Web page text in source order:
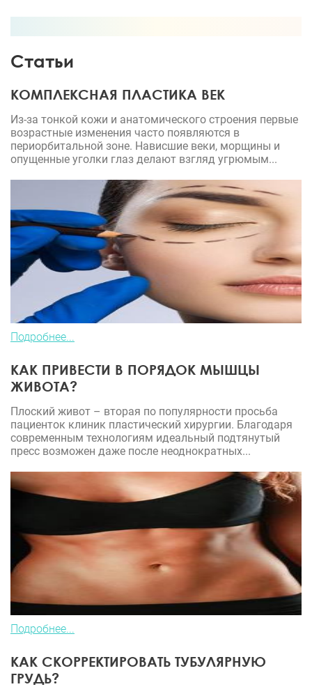
Статьи
КОМПЛЕКСНАЯ ПЛАСТИКА ВЕК
Из-за тонкой кожи и анатомического строения первые
возрастные изменения часто появляются в
периорбитальной зоне. Нависшие веки, морщины и
опущенные уголки глаз делают взгляд угрюмым...
Подробнее...
КАК ПРИВЕСТИ В ПОРЯДОК МЫШЦЫ
ЖИВОТА?
Плоский живот – вторая по популярности просьба
пациенток клиник пластический хирургии. Благодаря
современным технологиям идеальный подтянутый
пресс возможен даже после неоднократных...
Подробнее...
КАК СКОРРЕКТИРОВАТЬ ТУБУЛЯРНУЮ
ГРУДЬ?